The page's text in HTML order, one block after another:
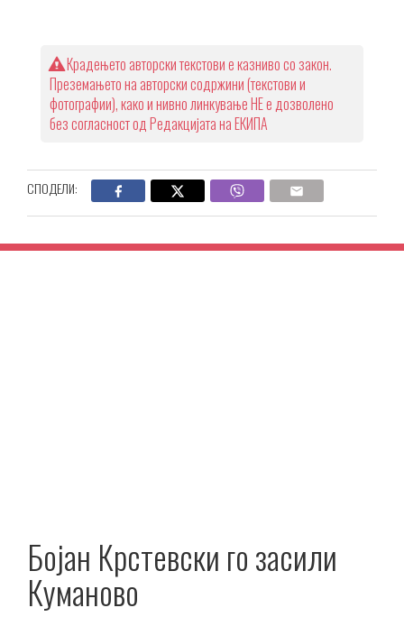
Крадењето авторски текстови е казниво со закон.
Преземањето на авторски содржини (текстови и
фотографии), како и нивно линкување НЕ е дозволено
без согласност од Редакцијата на ЕКИПА
СПОДЕЛИ:
Бојан Крстевски го засили
Куманово